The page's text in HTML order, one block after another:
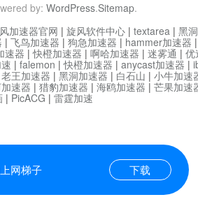
by: WordPress.Sitemap.
网梯子 下载
加速器官网 | 旋风软件中心 | textarea | 黑
| 飞鸟加速器 | 狗急加速器 | hammer加速器
速器 |快橙加速器 | 啊哈加速器 | 迷雾通 | 优
| falemon |快橙加速器 | anycast加速器 |
老王加速器 | 黑洞加速器 | 白石山 | 小牛加速
速器 | 猎豹加速器 | 海鸥加速器 | 芒果加速
| PicACG | 雷霆加速